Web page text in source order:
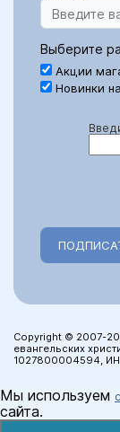
Выберите
Акции
Новинки
Copyright © 2007-
евангельских
1027800004594,
Мы используем
сайта.